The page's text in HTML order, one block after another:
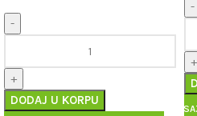
DODAJ U KORPU